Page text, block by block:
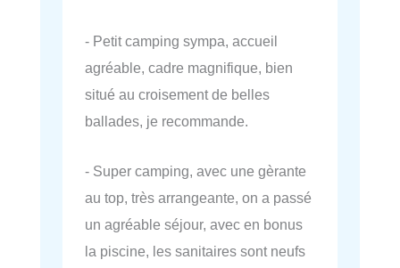
- Petit camping sympa, accueil
agréable, cadre magnifique, bien
situé au croisement de belles
ballades, je recommande.
- Super camping, avec une gèrante
au top, très arrangeante, on a passé
un agréable séjour, avec en bonus
la piscine, les sanitaires sont neufs